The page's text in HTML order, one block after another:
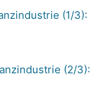
(1/3):
(2/3):